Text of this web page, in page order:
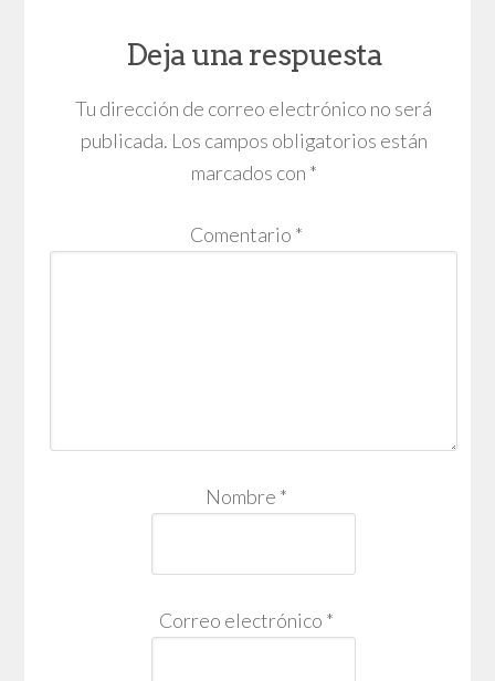
Deja una respuesta
Tu dirección de correo electrónico no será
publicada. Los campos obligatorios están
marcados con *
Comentario *
Nombre *
Correo electrónico *